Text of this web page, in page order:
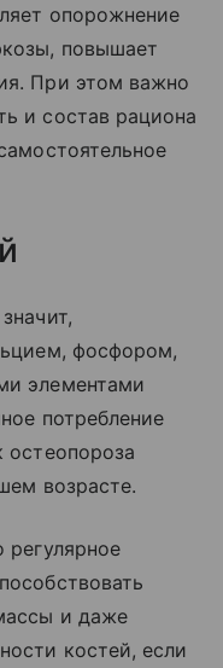
опорожнение
повышает
При этом важно
и состав рациона
фосфором,
элементами
потребление
остеопороза
возрасте.
регулярное
и даже
костей, если